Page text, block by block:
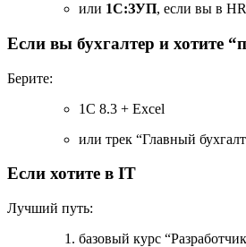
или 1С:ЗУП, если вы в
Если вы бухгалтер и хотите
Берите:
1С 8.3 + Excel
или трек “Главный
Если хотите в IT
Лучший путь:
базовый курс